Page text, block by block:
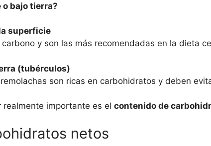
bajo tierra?
superficie
y son las más recomendadas en la dieta
(tubérculos)
son ricas en carbohidratos y deben
importante es el contenido de
netos